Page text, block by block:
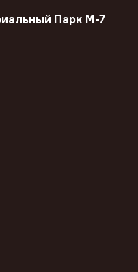
Парк М-7